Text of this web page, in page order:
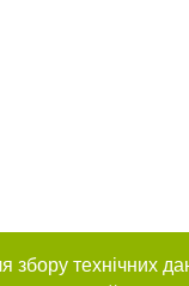
технічних